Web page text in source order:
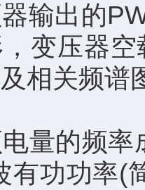
出的
变压器
相关频谱
的频率成
有功功率(